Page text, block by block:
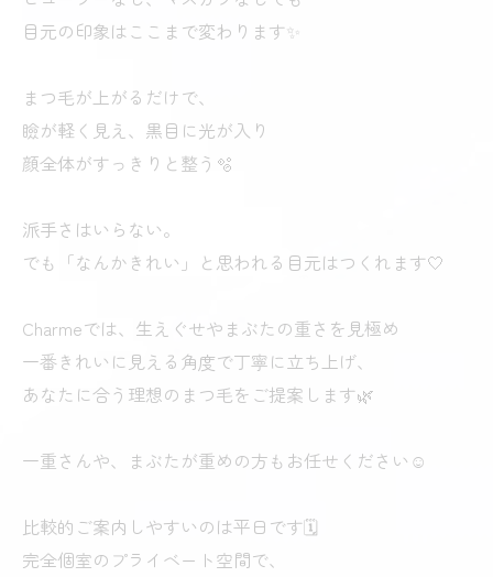
目元の印象はここまで変わります✨
まつ毛が上がるだけで、
瞼が軽く見え、黒目に光が入り
顔全体がすっきりと整う🫧
派手さはいらない。
でも「なんかきれい」と思われる目元はつくれます🤍
Charmeでは、生えぐせやまぶたの重さを見極め
一番きれいに見える角度で丁寧に立ち上げ、
あなたに合う理想のまつ毛をご提案します🌿
一重さんや、まぶたが重めの方もお任せください☺️
比較的ご案内しやすいのは平日です🗓
完全個室のプライベート空間で、